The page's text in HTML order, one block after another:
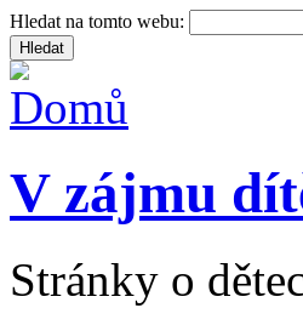
Hledat na tomto webu:
V zájmu
Stránky o